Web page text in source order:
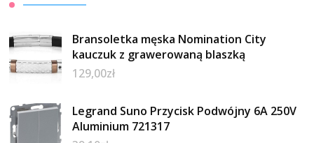
Bransoletka męska Nomination City
kauczuk z grawerowaną blaszką
129,00zł
Legrand Suno Przycisk Podwójny 6A 250V
Aluminium 721317